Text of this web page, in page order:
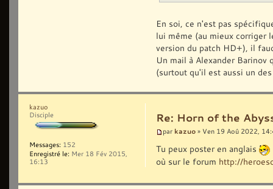
En soi, ce n'est pas
lui même (au mieux corriger
version du patch HD+), il
Un mail à Alexander
(surtout qu'il est aussi un
Re: Horn of the
par kazuo » Ven 19 Aoû 2022,
Tu peux poster en anglais
où sur le forum http://
kazuo
Disciple
Messages: 152
Enregistré le: Mer 18 Fév 2015,
16:13